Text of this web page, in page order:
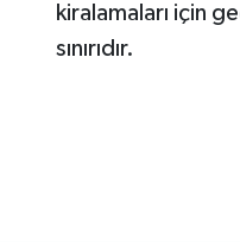
kiralamaları için
sınırıdır.